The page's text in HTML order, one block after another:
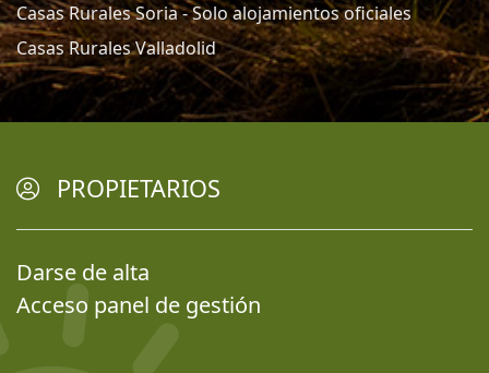
Casas Rurales Soria - Solo alojamientos oficiales
Casas Rurales Valladolid
PROPIETARIOS
Darse de alta
Acceso panel de gestión